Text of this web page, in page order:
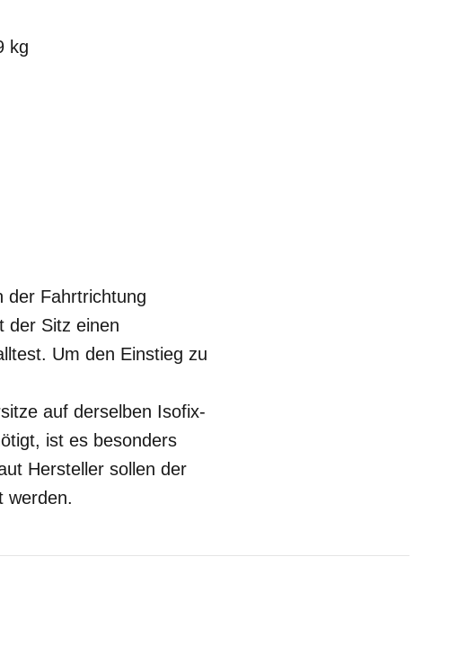
kg
der Fahrtrichtung
der Sitz einen
Um den Einstieg zu
auf derselben Isofix-
ist es besonders
Hersteller sollen der
werden.